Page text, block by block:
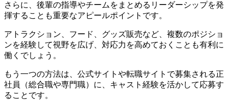
さらに、後輩の指導やチームをまとめるリーダーシップを発
揮することも重要なアピールポイントです。
アトラクション、フード、グッズ販売など、複数のポジショ
ンを経験して視野を広げ、対応力を高めておくことも有利に
働くでしょう。
もう一つの方法は、公式サイトや転職サイトで募集される正
社員（総合職や専門職）に、キャスト経験を活かして応募す
ることです。